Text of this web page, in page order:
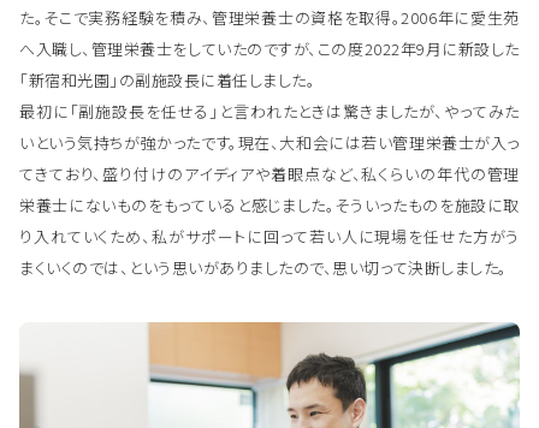
た。そこで実務経験を積み、管理栄養士の資格を取得。2006年に愛生苑
へ入職し、管理栄養士をしていたのですが、この度2022年9月に新設した
「新宿和光園」の副施設長に着任しました。
最初に「副施設長を任せる」と言われたときは驚きましたが、やってみた
いという気持ちが強かったです。現在、大和会には若い管理栄養士が入っ
てきており、盛り付けのアイディアや着眼点など、私くらいの年代の管理
栄養士にないものをもっていると感じました。そういったものを施設に取
り入れていくため、私がサポートに回って若い人に現場を任せた方がう
まくいくのでは、という思いがありましたので、思い切って決断しました。